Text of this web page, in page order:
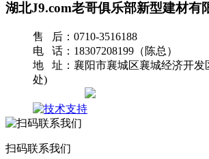
湖北J9.com老哥俱乐部新型建材有
售 后：0710-3516188
电 话：18307208199（陈总）
地 址：襄阳市襄城区襄城经济开发
处)
扫码联系我们